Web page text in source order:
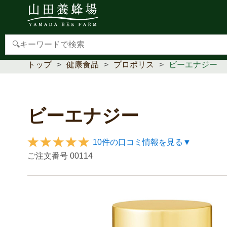
【重要】本人認証サービス(3Dセキュア2.0)導入のお
トップ 健康食品 プロポリス ビーエナジー
ビーエナジー
10件の口コミ情報を見る▼
ご注文番号 00114